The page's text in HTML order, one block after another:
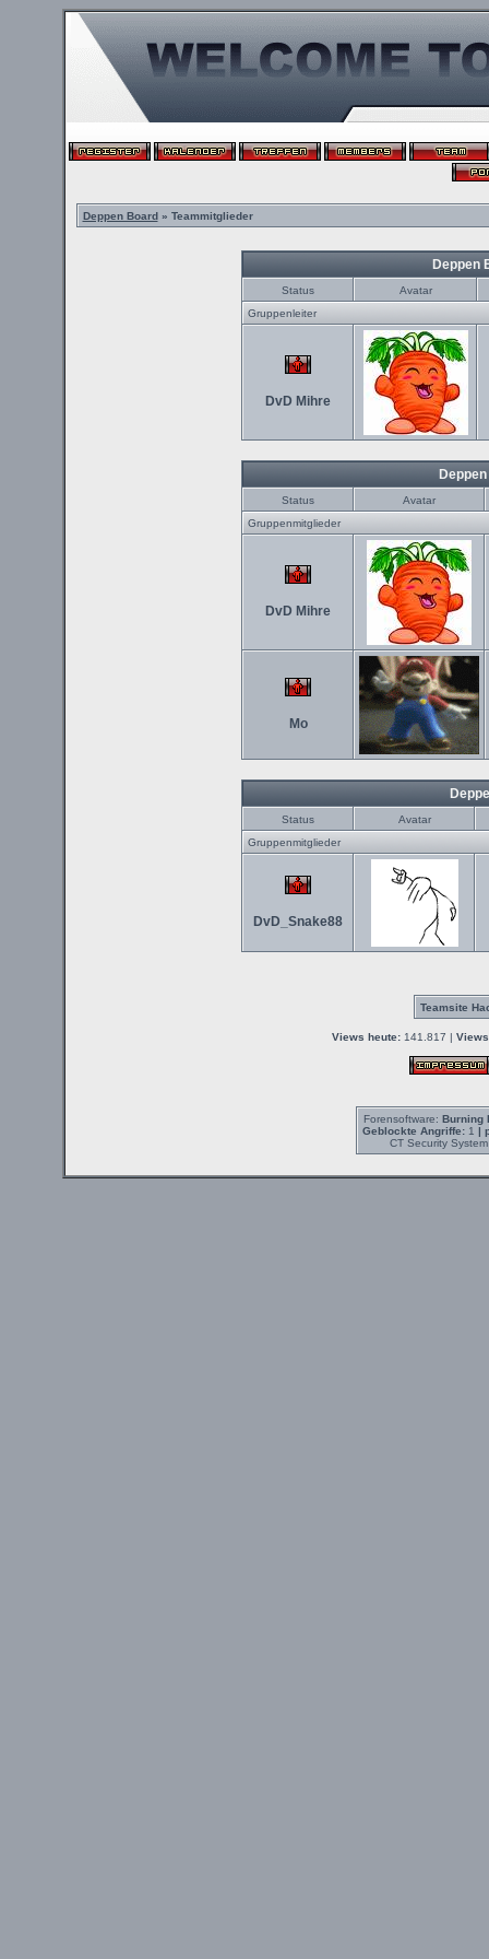
Deppen Board» Teammitglieder
Deppen
Status
Avatar
Gruppenleiter
DvD Mihre
Status
Avatar
Gruppenmitglieder
DvD Mihre
Mo
Status
Avatar
Gruppenmitglieder
DvD_Snake88
Teamsite
Views heute: 141.817 |
Forensoftware: Burning
Geblockte Angriffe:1 |
CT Security